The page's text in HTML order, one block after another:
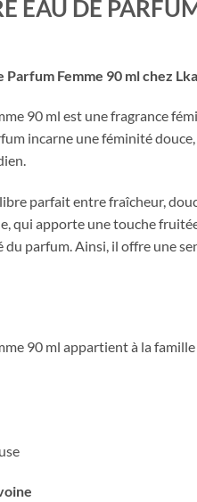
EAU DE
Femme 90 ml chez
90 ml est une fragrance
incarne une féminité
parfait entre fraîcheur,
qui apporte une touche
parfum. Ainsi, il offre une
90 ml appartient à la